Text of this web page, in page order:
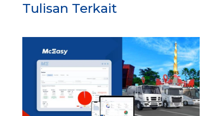
Tulisan Terkait